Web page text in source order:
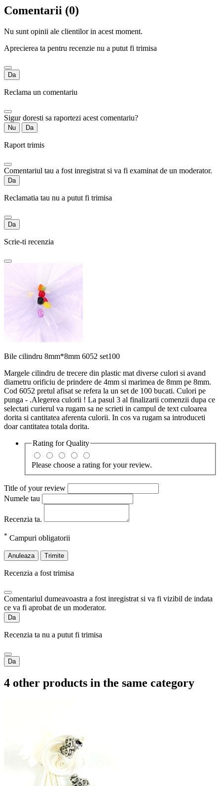
Comentarii (0)
Nu sunt opinii ale clientilor in acest moment.
Aprecierea ta pentru recenzie nu a putut fi trimisa
Da
Reclama un comentariu
Sigur doresti sa raportezi acest comentariu?
Nu Da
Raport trimis
Comentariul tau a fost inregistrat si va fi examinat de un moderator.
Da
Reclamatia tau nu a putut fi trimisa
Da
Scrie-ti recenzia
Bile cilindru 8mm*8mm 6052 set100
Margele cilindru de trecere din plastic mat diverse culori si avand
diametru orificiu de prindere de 4mm si marimea de 8mm pe 8mm.
Cod 6052 pretul afisat se refera la un set de 100 bucati. Culori pe
punga - .Alegerea culorii ! La pasul 3 al finalizarii comenzii dupa ce
selectati curierul va rugam sa ne scrieti in campul de text culoarea
dorita si cantitatea aferenta culorii. In cos va rugam sa introduceti
doar cantitatea totala dorita.
Rating forQuality
Please choose a rating for your review.
Title of your review
Numele tau
Recenzia ta.
* Campuri obligatorii
Anuleaza Trimite
Recenzia a fost trimisa
Comentariul dumeavoastra a fost inregistrat si va fi vizibil de indata
ce va fi aprobat de un moderator.
Da
Recenzia ta nu a putut fi trimisa
Da
4 other products in the same category